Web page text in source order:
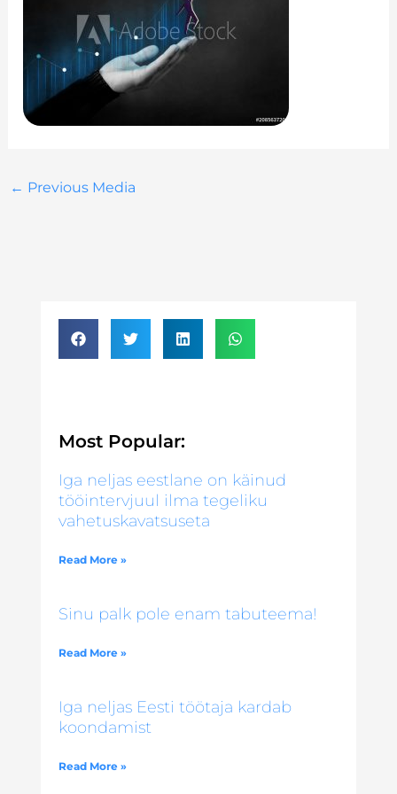
← Previous Media
Most Popular:
Iga neljas eestlane on käinud
tööintervjuul ilma tegeliku
vahetuskavatsuseta
Read More »
Sinu palk pole enam tabuteema!
Read More »
Iga neljas Eesti töötaja kardab
koondamist
Read More »